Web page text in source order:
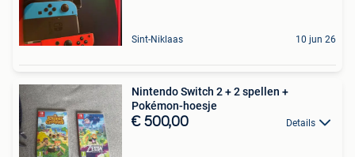
Sint-Niklaas 10 jun 26
Nintendo Switch 2 + 2 spellen +
Pokémon-hoesje
€ 500,00 Details